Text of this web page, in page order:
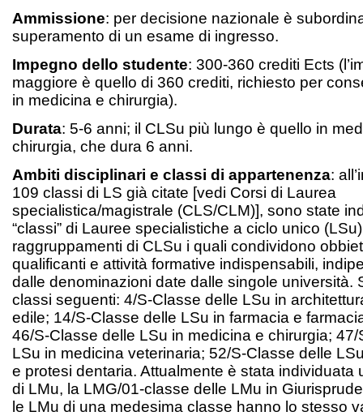
Ammissione: per decisione nazionale è
superamento di un esame di ingresso.
Impegno dello studente: 300-360 crediti Ects
maggiore è quello di 360 crediti, richiesto per
in medicina e chirurgia).
Durata: 5-6 anni; il CLSu più lungo è quello in
chirurgia, che dura 6 anni.
Ambiti disciplinari e classi di appartenenza:
109 classi di LS già citate [vedi Corsi di Laurea
specialistica/magistrale (CLS/CLM)], sono state
“classi” di Lauree specialistiche a ciclo unico
raggruppamenti di CLSu i quali condividono
qualificanti e attività formative indispensabili,
dalle denominazioni date dalle singole università.
classi seguenti: 4/S-Classe delle LSu in
edile; 14/S-Classe delle LSu in farmacia e
46/S-Classe delle LSu in medicina e chirurgia;
LSu in medicina veterinaria; 52/S-Classe delle
e protesi dentaria. Attualmente è stata individuata
di LMu, la LMG/01-classe delle LMu in
le LMu di una medesima classe hanno lo stesso